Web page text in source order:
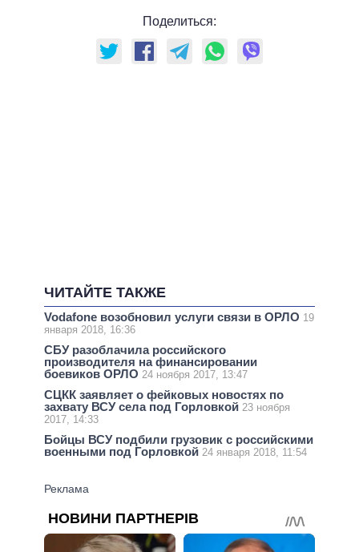
Поделиться:
ЧИТАЙТЕ ТАКЖЕ
Vodafone возобновил услуги связи в ОРЛО 19
января 2018, 16:36
СБУ разоблачила российского
производителя на финансировании
боевиков ОРЛО 24 ноября 2017, 13:47
СЦКК заявляет о фейковых новостях по
захвату ВСУ села под Горловкой 23 ноября
2017, 14:33
Бойцы ВСУ подбили грузовик с российскими
военными под Горловкой 24 января 2018, 11:54